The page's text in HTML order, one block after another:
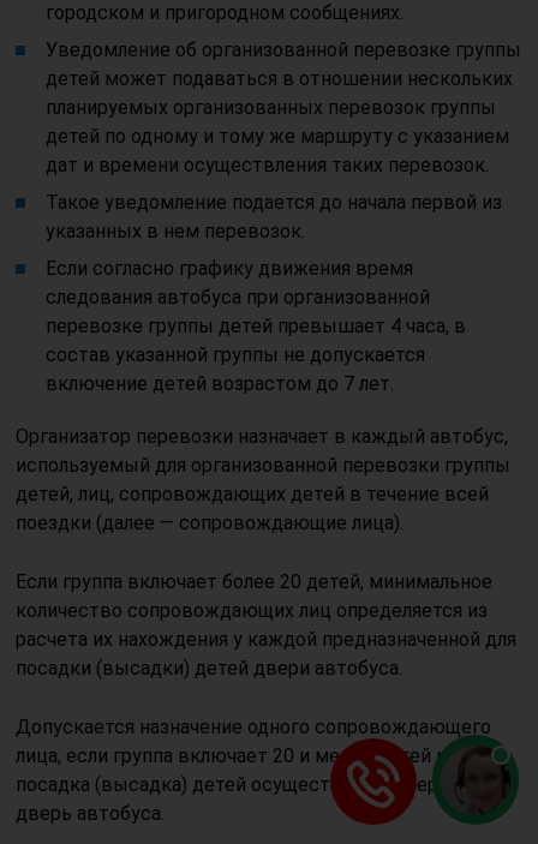
городском и пригородном сообщениях.
Уведомление об организованной перевозке группы
детей может подаваться в отношении нескольких
планируемых организованных перевозок группы
детей по одному и тому же маршруту с указанием
дат и времени осуществления таких перевозок.
Такое уведомление подается до начала первой из
указанных в нем перевозок.
Если согласно графику движения время
следования автобуса при организованной
перевозке группы детей превышает 4 часа, в
состав указанной группы не допускается
включение детей возрастом до 7 лет.
Организатор перевозки назначает в каждый автобус,
используемый для организованной перевозки группы
детей, лиц, сопровождающих детей в течение всей
поездки (далее — сопровождающие лица).
Если группа включает более 20 детей, минимальное
количество сопровождающих лиц определяется из
расчета их нахождения у каждой предназначенной для
посадки (высадки) детей двери автобуса.
Допускается назначение одного сопровождающего
лица, если группа включает 20 и менее детей и если
посадка (высадка) детей осуществляется через одну
дверь автобуса.